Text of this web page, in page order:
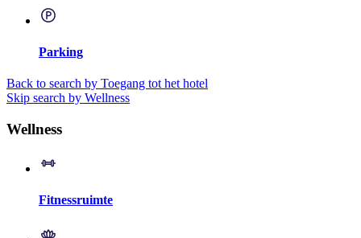
Parking
Back to search by Toegang tot het hotel
Skip search by Wellness
Wellness
Fitnessruimte